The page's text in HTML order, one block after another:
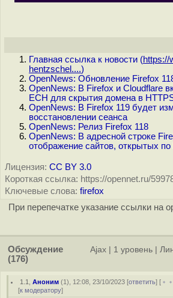
Главная ссылка к новости (https://
hentzschel....)
OpenNews: Обновление Firefox
OpenNews: В Firefox и Cloudflare
ECH для скрытия домена в
OpenNews: В Firefox 119 будет
восстановлении сеанса
OpenNews: Релиз Firefox 118
OpenNews: В адресной строке
отображение сайтов, открытых
Лицензия: CC BY 3.0
Короткая ссылка: https://opennet.ru/
Ключевые слова: firefox
При перепечатке указание ссылки на
Обсуждение
(176)
Ajax 1 уровень
1.1 ,Аноним (1), 12:08, 23/10/2023 [ответить] [
[к модератору]